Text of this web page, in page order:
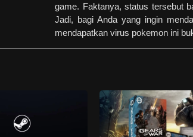
game. Faktanya, status tersebut
Jadi, bagi Anda yang ingin
mendapatkan virus pokemon ini